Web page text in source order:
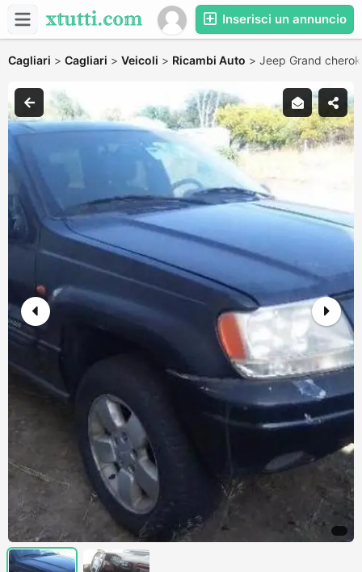
Inserisci un annuncio
Cagliari > Cagliari > Veicoli > Ricambi Auto > Jeep Grand